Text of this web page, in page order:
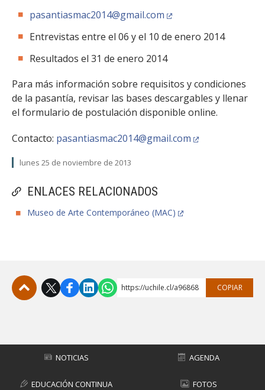
ENLACES RELACIONADOS
Museo de Arte Contemporáneo (MAC)
pasantiasmac2014@gmail.com
Entrevistas entre el 06 y el 10 de enero 2014
Resultados el 31 de enero 2014
Para más información sobre requisitos y condiciones
de la pasantía, revisar las bases descargables y llenar
el formulario de postulación disponible online.
Contacto: pasantiasmac2014@gmail.com
lunes 25 de noviembre de 2013
https://uchile.cl/a96868 COPIAR
NOTICIAS AGENDA
EDUCACIÓN CONTINUA FOTOS